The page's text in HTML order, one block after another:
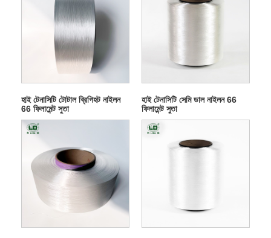
হাই টেনাসিটি টোটাল ব্রিগিহট নাইলন
66 ফিলামেন্ট সুতা
হাই টেনাসিটি সেমি ডাল নাইলন 66
ফিলামেন্ট সুতা